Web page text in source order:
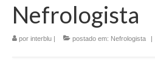
Nefrologista
por interblu | postado em: Nefrologista |